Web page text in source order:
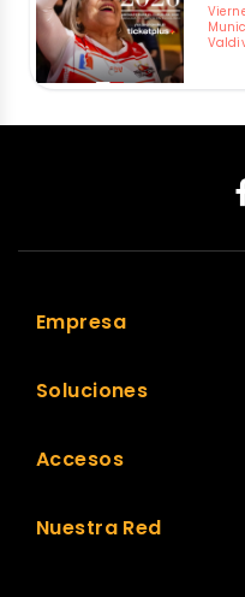
Empresa
Soluciones
Accesos
Nuestra Red